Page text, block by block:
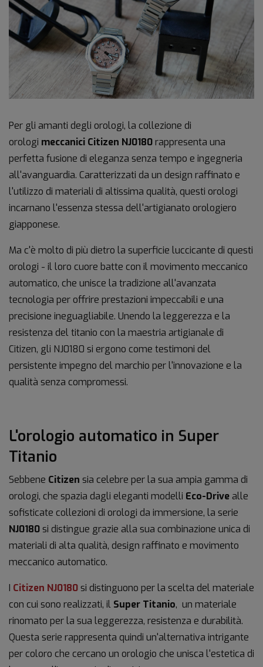
Per gli amanti degli orologi, la collezione di
orologi meccanici Citizen NJ0180rappresenta una
perfetta fusione di eleganza senza tempo e ingegneria
all'avanguardia. Caratterizzati da un design raffinato e
l'utilizzo di materiali di altissima qualità, questi orologi
incarnano l'essenza stessa dell'artigianato orologiero
giapponese.
Ma c'è molto di più dietro la superficie luccicante di questi
orologi - il loro cuore batte con il movimento meccanico
automatico, che unisce la tradizione all'avanzata
tecnologia per offrire prestazioni impeccabili e una
precisione ineguagliabile. Unendo la leggerezza e la
resistenza del titanio con la maestria artigianale di
Citizen, gli NJ0180 si ergono come testimoni del
persistente impegno del marchio per l'innovazione e la
qualità senza compromessi.
L'orologio automatico in Super
Titanio
Sebbene Citizen sia celebre per la sua ampia gamma di
orologi, che spazia dagli eleganti modelli Eco-Drivealle
sofisticate collezioni di orologi da immersione, la serie
NJ0180si distingue grazie alla sua combinazione unica di
materiali di alta qualità, design raffinato e movimento
meccanico automatico.
I Citizen NJ0180si distinguono per la scelta del materiale
con cui sono realizzati, il Super Titanio, un materiale
rinomato per la sua leggerezza, resistenza e durabilità.
Questa serie rappresenta quindi un'alternativa intrigante
per coloro che cercano un orologio che unisca l'estetica di